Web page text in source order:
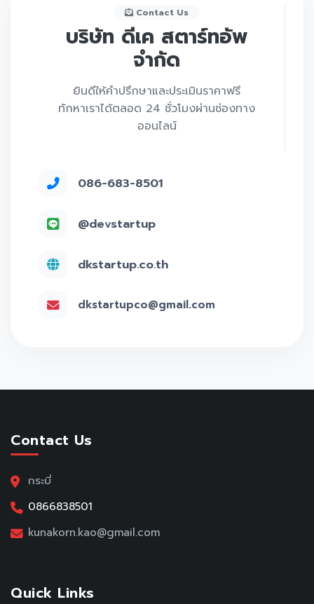
Contact Us
บริษัท ดีเค สตาร์ทอัพ
จำกัด
ยินดีให้คำปรึกษาและประเมินราคาฟรี
ทักหาเราได้ตลอด 24 ชั่วโมงผ่านช่องทาง
ออนไลน์
086-683-8501
@devstartup
dkstartup.co.th
dkstartupco@gmail.com
Contact Us
กระบี่
0866838501
kunakorn.kao@gmail.com
Quick Links